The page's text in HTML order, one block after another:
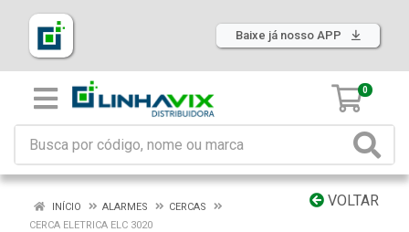
Baixe já nosso APP
0
VOLTAR
INÍCIO ALARMES
CERCAS
CERCA ELETRICA ELC 3020